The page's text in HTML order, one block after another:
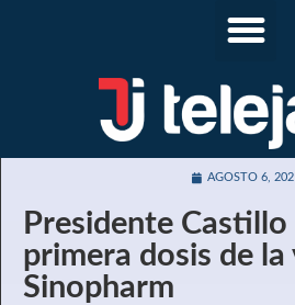
AGOSTO 6,
Presidente
primera dosis de la
Sinopharm